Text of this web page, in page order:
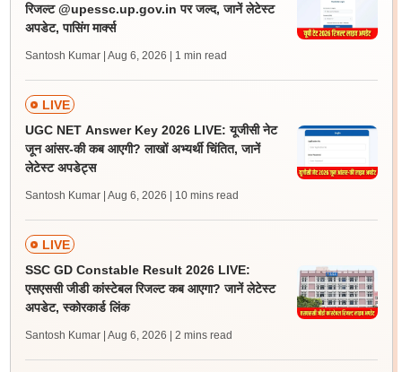
रिजल्ट @upessc.up.gov.in पर जल्द, जानें लेटेस्ट
अपडेट, पासिंग मार्क्स
Santosh Kumar | Aug 6, 2026 | 1 min read
LIVE
UGC NET Answer Key 2026 LIVE: यूजीसी नेट
जून आंसर-की कब आएगी? लाखों अभ्यर्थी चिंतित, जानें
लेटेस्ट अपडेट्स
Santosh Kumar | Aug 6, 2026 | 10 mins read
LIVE
SSC GD Constable Result 2026 LIVE:
एसएससी जीडी कांस्टेबल रिजल्ट कब आएगा? जानें लेटेस्ट
अपडेट, स्कोरकार्ड लिंक
Santosh Kumar | Aug 6, 2026 | 2 mins read